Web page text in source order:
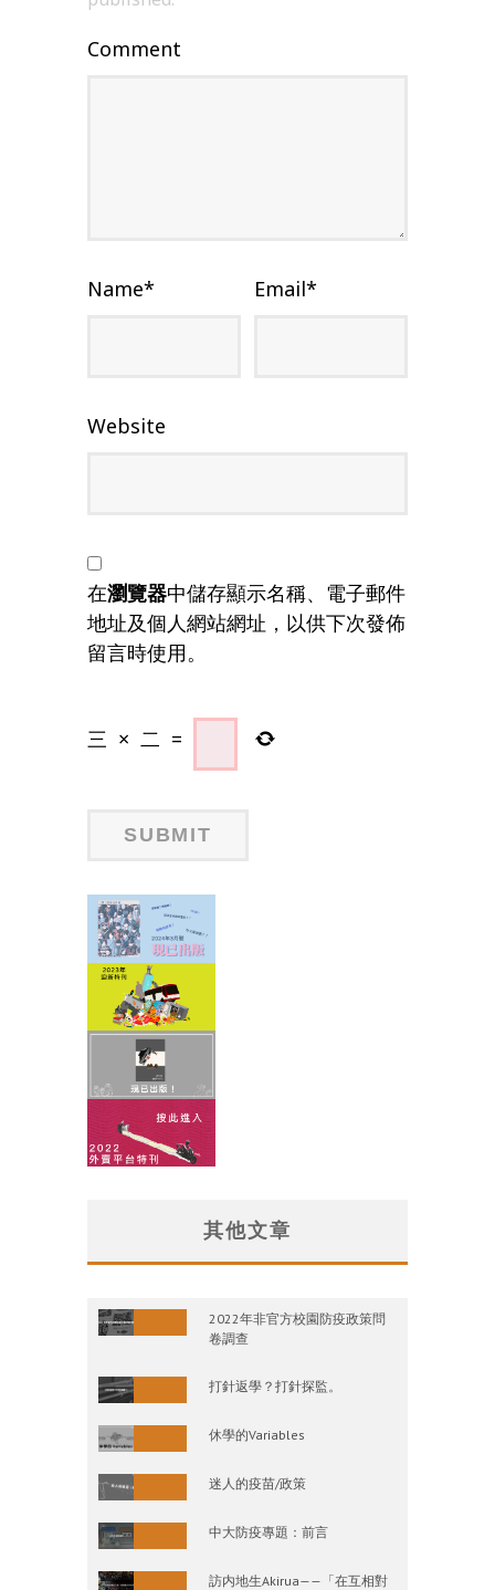
Comment
Name* Email*
Website
在瀏覽器中儲存顯示名稱、電子郵件
地址及個人網站網址，以供下次發佈
留言時使用。
三 × 二 =
其他文章
2022年非官方校園防疫政策問
卷調查
打針返學？打針探監。
休學的Variables
迷人的疫苗/政策
中大防疫專題：前言
訪内地生Akirua——「在互相對